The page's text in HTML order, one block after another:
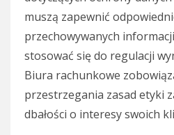
muszą zapewnić
przechowywanych
stosować się do regulacji
Biura rachunkowe
przestrzegania zasad etyki
dbałości o interesy swoich